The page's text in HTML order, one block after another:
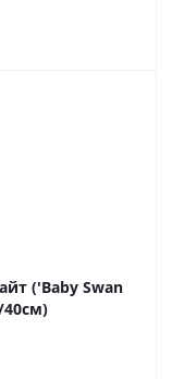
('Baby Swan
40см)